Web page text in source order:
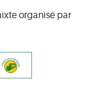
organisé par